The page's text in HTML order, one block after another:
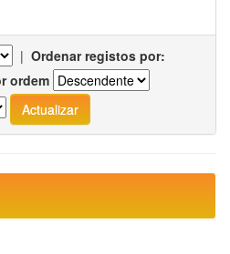
| Ordenar registos por:
ordem